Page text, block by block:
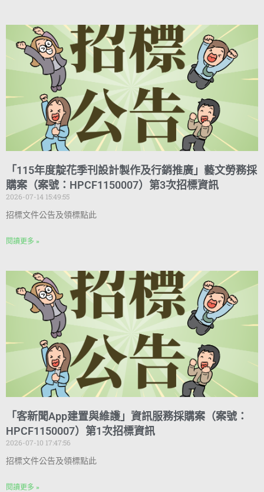
「115年度靛花季刊設計製作及行銷推廣」藝文勞務採
購案（案號：HPCF1150007）第3次招標資訊
2026-07-14 15:49:55
招標文件公告及領標點此
閱讀更多 »
「客新聞App建置與維護」資訊服務採購案（案號：
HPCF1150007）第1次招標資訊
2026-07-10 17:47:56
招標文件公告及領標點此
閱讀更多 »